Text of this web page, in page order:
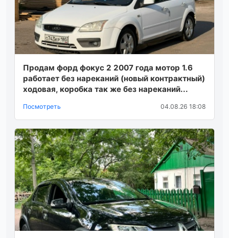
Продам форд фокус 2 2007 года мотор 1.6
работает без нареканий (новый контрактный)
ходовая, коробка так же без нареканий...
Посмотреть 04.08.26 18:08